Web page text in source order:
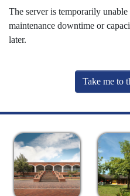
The server is temporarily
maintenance downtime or
later.
Take me to